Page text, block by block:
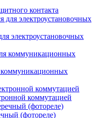
контакта
электроустановочных
коммутацией
(фотореле)